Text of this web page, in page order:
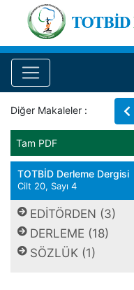
Diğer Makaleler :
Tam PDF
TOTBİD Derleme Dergisi
Cilt 20, Sayı 4
EDİTÖRDEN (3)
DERLEME (18)
SÖZLÜK (1)